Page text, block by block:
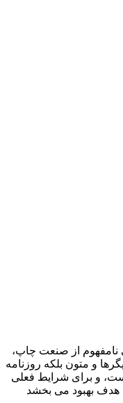
نامفهوم از صنعت چاپ،
و متون بلکه روزنامه
و برای شرایط فعلی
هدف بهبود می بخشد